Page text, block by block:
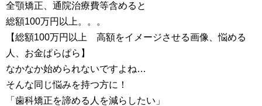
全顎矯正、通院治療費等含めると
総額100万円以上。。。
【総額100万円以上 高額をイメージさせる画像、悩める
人、お金ぱらぱら】
なかなか始められないですよね…
そんな同じ悩みを持つ方に！
「歯科矯正を諦める人を減らしたい」